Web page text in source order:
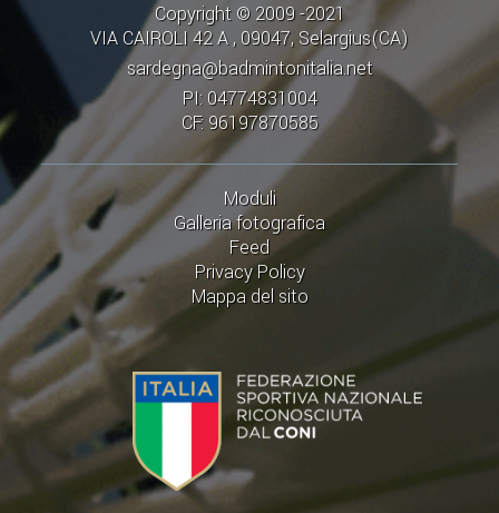
Copyright © 2009 -2021
VIA CAIROLI 42 A , 09047, Selargius(CA)
sardegna@badmintonitalia.net
PI: 04774831004
CF: 96197870585
Moduli
Galleria fotografica
Feed
Privacy Policy
Mappa del sito